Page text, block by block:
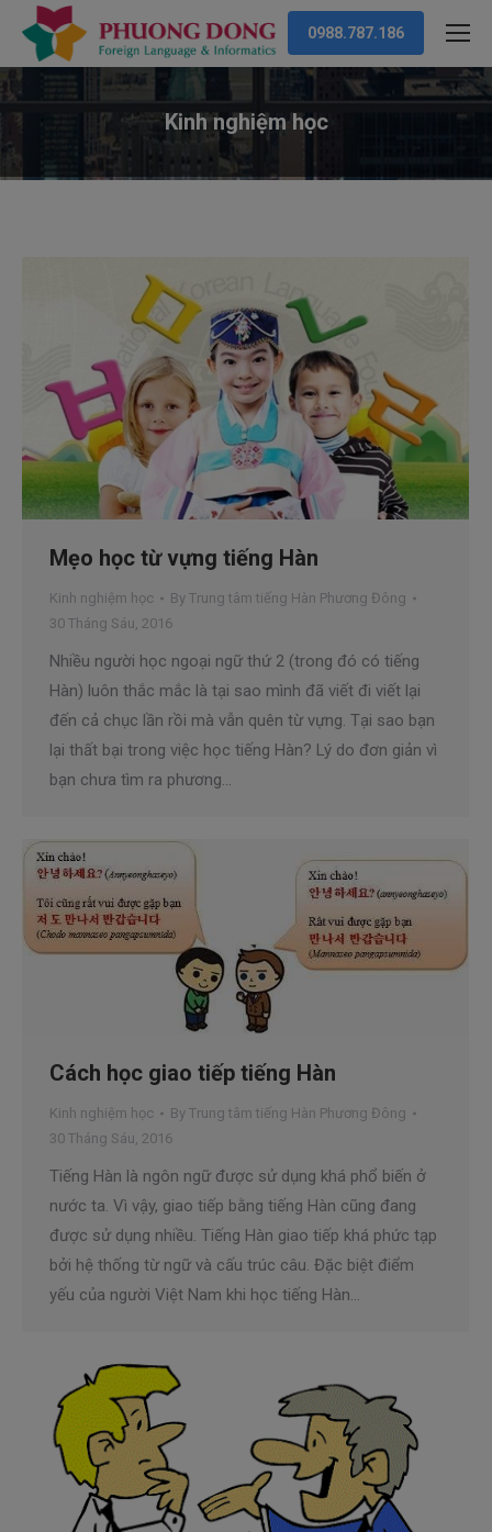
0988.787.186
Kinh nghiệm học
You are here:
Mẹo học từ vựng tiếng Hàn
Kinh nghiệm học By Trung tâm tiếng Hàn Phương Đông
30 Tháng Sáu, 2016
Nhiều người học ngoại ngữ thứ 2 (trong đó có tiếng
Hàn) luôn thắc mắc là tại sao mình đã viết đi viết lại
đến cả chục lần rồi mà vẫn quên từ vựng. Tại sao bạn
lại thất bại trong việc học tiếng Hàn? Lý do đơn giản vì
bạn chưa tìm ra phương…
Cách học giao tiếp tiếng Hàn
Kinh nghiệm học By Trung tâm tiếng Hàn Phương Đông
30 Tháng Sáu, 2016
Tiếng Hàn là ngôn ngữ được sử dụng khá phổ biến ở
nước ta. Vì vậy, giao tiếp bằng tiếng Hàn cũng đang
được sử dụng nhiều. Tiếng Hàn giao tiếp khá phức tạp
bởi hệ thống từ ngữ và cấu trúc câu. Đặc biệt điểm
yếu của người Việt Nam khi học tiếng Hàn…